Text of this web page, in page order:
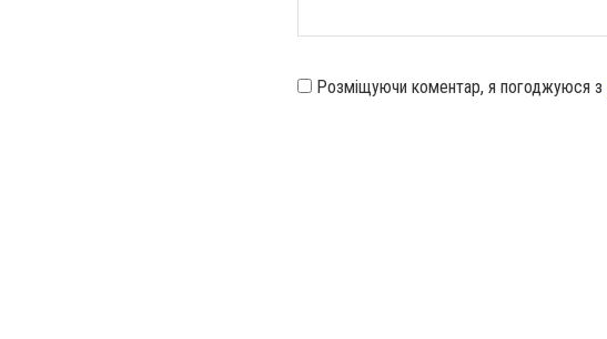
Розміщуючи коментар, я погоджуюся з